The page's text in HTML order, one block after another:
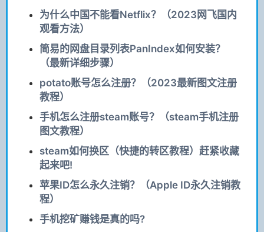
为什么中国不能看Netflix？（2023网飞国内
观看方法）
简易的网盘目录列表PanIndex如何安装？
（最新详细步骤）
potato账号怎么注册？（2023最新图文注册
教程）
手机怎么注册steam账号？（steam手机注册
图文教程）
steam如何换区（快捷的转区教程）赶紧收藏
起来吧!
苹果ID怎么永久注销？（Apple ID永久注销教
程）
手机挖矿赚钱是真的吗?